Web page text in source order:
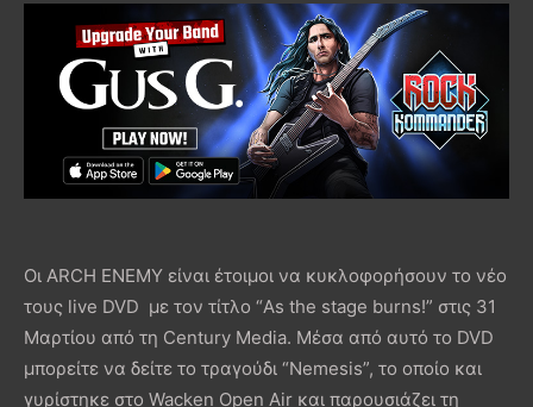
Οι ARCH ENEMY είναι έτοιμοι να κυκλοφορήσουν το νέο
τους live DVD με τον τίτλο “As the stage burns!” στις 31
Μαρτίου από τη Century Media. Μέσα από αυτό το DVD
μπορείτε να δείτε το τραγούδι “Nemesis”, το οποίο και
γυρίστηκε στο Wacken Open Air και παρουσιάζει τη